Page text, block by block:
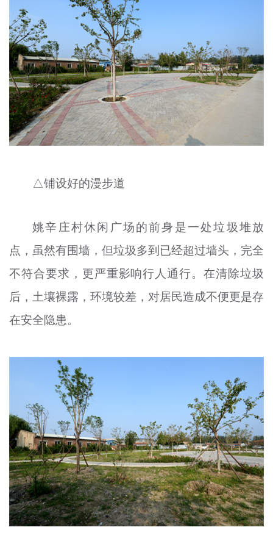
△铺设好的漫步道
姚辛庄村休闲广场的前身是一处垃圾堆放
点，虽然有围墙，但垃圾多到已经超过墙头，完全
不符合要求，更严重影响行人通行。在清除垃圾
后，土壤裸露，环境较差，对居民造成不便更是存
在安全隐患。